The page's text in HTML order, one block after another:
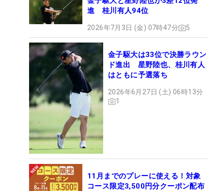
進 桂川有人94位
2026年7月3日 (金) 07時47分 5
金子駆大は33位で決勝ラウン
ド進出 星野陸也、桂川有人
はともに予選落ち
2026年6月27日 (土) 06時13分
1
11月までのプレーに使える！対象
コース限定3,500円分クーポン配布